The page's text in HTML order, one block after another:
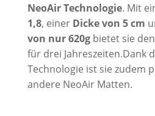
NeoAir Technologie. Mit
1,8, einer Dicke von 5 cm
von nur 620gbietet sie
für drei Jahreszeiten.Dank
Technologie ist sie zudem
andere NeoAir Matten.